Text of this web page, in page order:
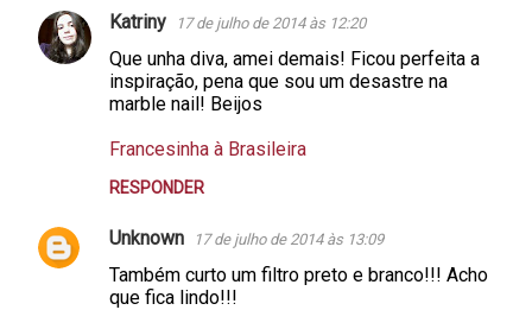
Katriny 17 de julho de 2014 às 12:20
Que unha diva, amei demais! Ficou perfeita a
inspiração, pena que sou um desastre na
marble nail! Beijos
Francesinha à Brasileira
RESPONDER
Unknown 17 de julho de 2014 às 13:09
Também curto um filtro preto e branco!!! Acho
que fica lindo!!!